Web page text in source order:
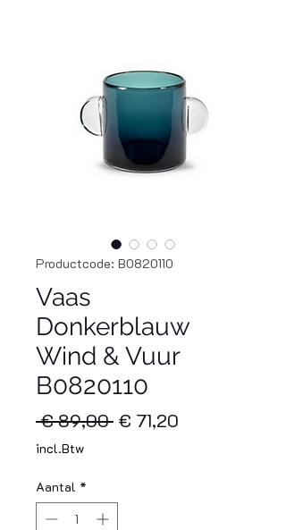
Productcode: B0820110
Vaas
Donkerblauw
Wind & Vuur
B0820110
€ 89,00 Normale
€ 71,20
incl.Btw
Aantal *